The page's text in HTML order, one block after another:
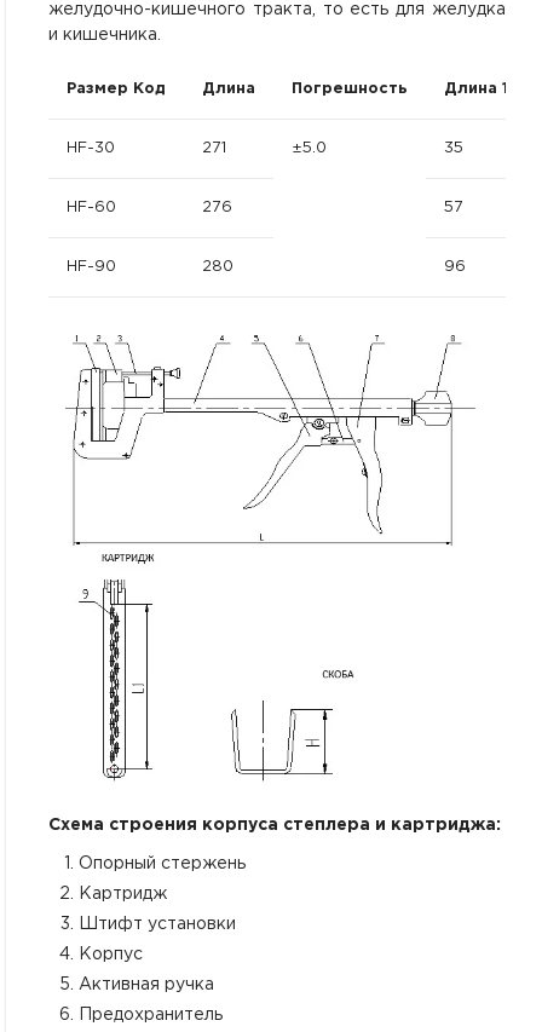
желудочно-кишечного тракта, то есть для желудка
и кишечника.
Размер Код Длина Погрешность Длина 1
HF-30 271 ±5.0 35
HF-60 276 57
HF-90 280 96
Схема строения корпуса степлера и картриджа:
Опорный стержень
Картридж
Штифт установки
Корпус
Активная ручка
Предохранитель